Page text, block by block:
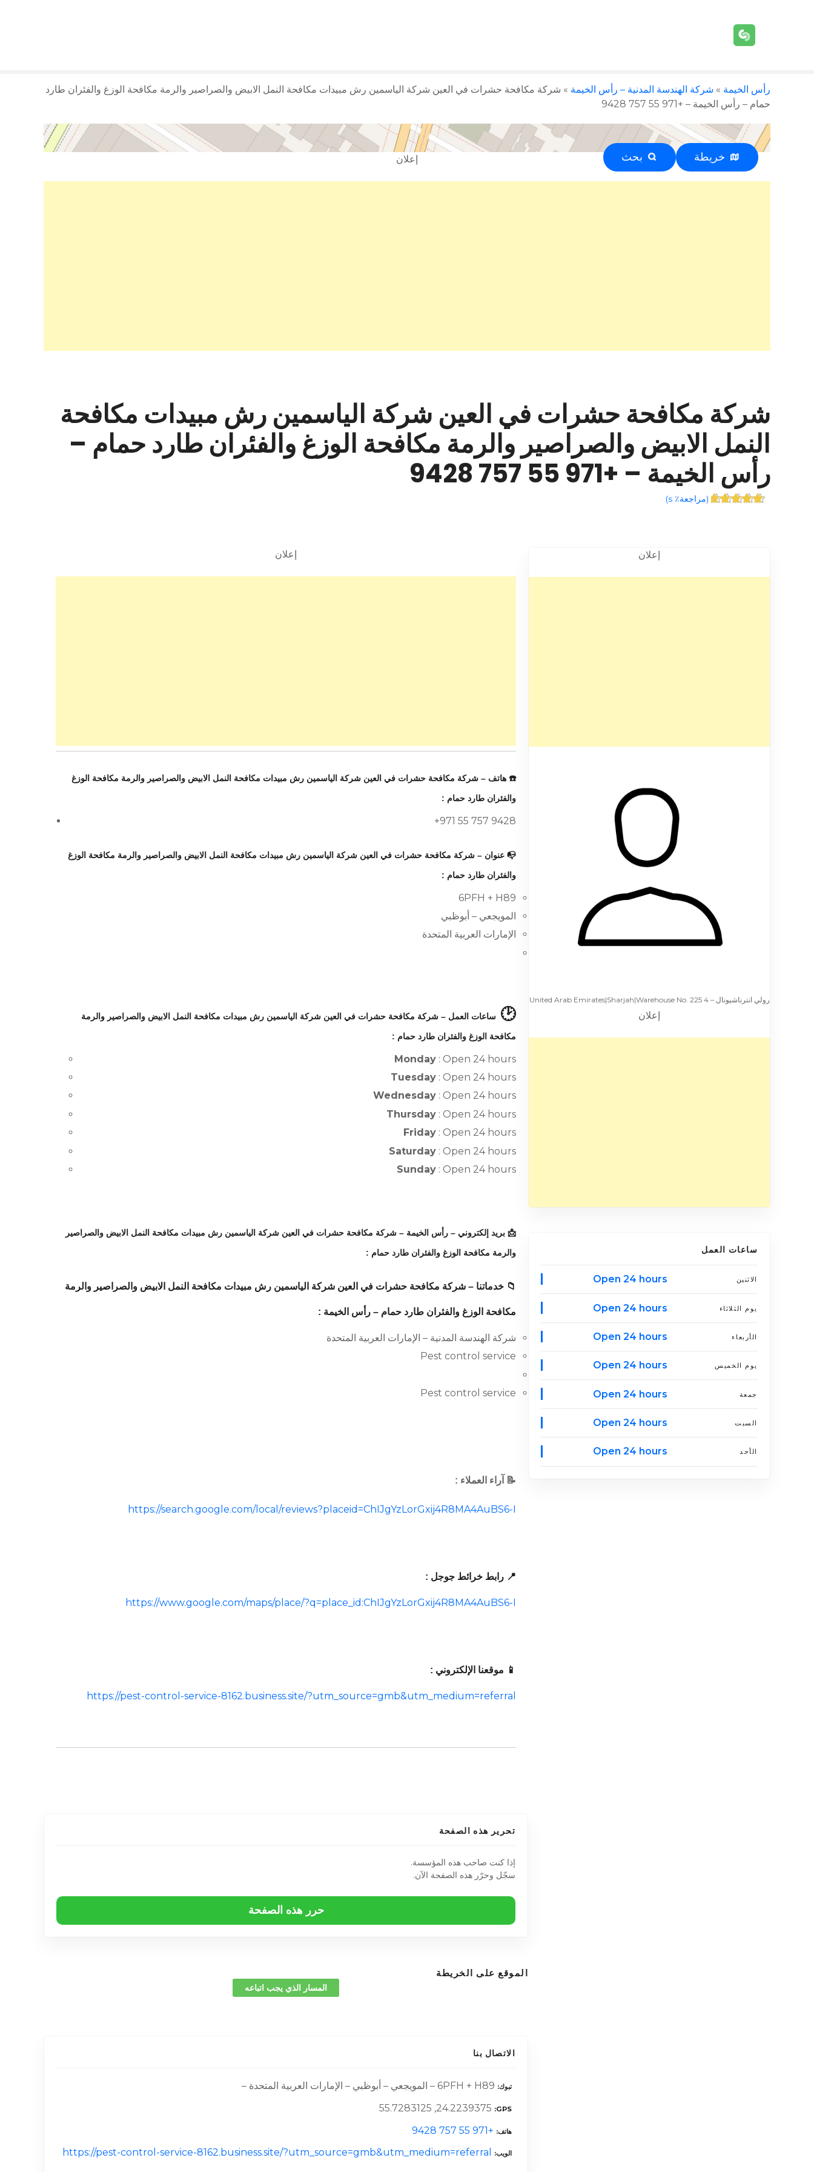
رأس الخيمة » شركة الهندسة المدنية – رأس الخيمة » شركة مكافحة حشرات في العين شركة الياسمين رش مبيدات مكافحة النمل الابيض والصراصير والرمة مكافحة الوزغ والفئران طارد
حمام – رأس الخيمة – +971 55 757 9428
خريطة بحث إعلان
شركة مكافحة حشرات في العين شركة الياسمين رش مبيدات مكافحة
النمل الابيض والصراصير والرمة مكافحة الوزغ والفئران طارد حمام –
رأس الخيمة – +971 55 757 9428
(مراجعة٪ s )
إعلان
رولي انترناشيونال – United Arab Emirates|Sharjah|Warehouse No. 225 4
إعلان
ساعات العمل
الاثنين Open 24 hours
يوم الثلاثاء Open 24 hours
الأربعاء Open 24 hours
يوم الخميس Open 24 hours
جمعة Open 24 hours
السبت Open 24 hours
الأحد Open 24 hours
إعلان
☎️ هاتف – شركة مكافحة حشرات في العين شركة الياسمين رش مبيدات مكافحة النمل الابيض والصراصير والرمة مكافحة الوزغ
والفئران طارد حمام :
+971 55 757 9428
📭 عنوان – شركة مكافحة حشرات في العين شركة الياسمين رش مبيدات مكافحة النمل الابيض والصراصير والرمة مكافحة الوزغ
والفئران طارد حمام :
6PFH + H89
المويجعي – أبوظبي
الإمارات العربية المتحدة
🕑 ساعات العمل – شركة مكافحة حشرات في العين شركة الياسمين رش مبيدات مكافحة النمل الابيض والصراصير والرمة
مكافحة الوزغ والفئران طارد حمام :
Monday : Open 24 hours
Tuesday : Open 24 hours
Wednesday : Open 24 hours
Thursday : Open 24 hours
Friday : Open 24 hours
Saturday : Open 24 hours
Sunday : Open 24 hours
📩 بريد إلكتروني – رأس الخيمة – شركة مكافحة حشرات في العين شركة الياسمين رش مبيدات مكافحة النمل الابيض والصراصير
والرمة مكافحة الوزغ والفئران طارد حمام :
📁 خدماتنا – شركة مكافحة حشرات في العين شركة الياسمين رش مبيدات مكافحة النمل الابيض والصراصير والرمة
مكافحة الوزغ والفئران طارد حمام – رأس الخيمة :
شركة الهندسة المدنية – الإمارات العربية المتحدة
Pest control service
Pest control service
📝 آراء العملاء :
https://search.google.com/local/reviews?placeid=ChIJgYzLorGxij4R8MA4AuBS6-I
📍 رابط خرائط جوجل :
https://www.google.com/maps/place/?q=place_id:ChIJgYzLorGxij4R8MA4AuBS6-I
📱 موقعنا الإلكتروني :
https://pest-control-service-8162.business.site/?utm_source=gmb&utm_medium=referral
تحرير هذه الصفحة
إذا كنت صاحب هذه المؤسسة.
سجّل وحرّر هذه الصفحة الآن.
حرر هذه الصفحة
الموقع على الخريطة
المسار الذي يجب اتباعه
الاتصال بنا
تبوك 6PFH + H89 – المويجعي – أبوظبي – الإمارات العربية المتحدة –
GPS
24.2239375, 55.7283125
هاتف +971 55 757 9428
الويب https://pest-control-service-8162.business.site/?utm_source=gmb&utm_medium=referral